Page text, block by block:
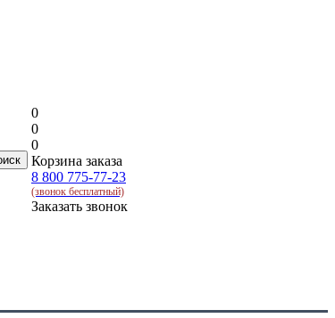
0
0
0
Корзина заказа
8 800 775-77-23
(звонок бесплатный)
Заказать звонок